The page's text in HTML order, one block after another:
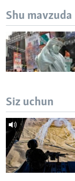
Shu mavzuda
Siz uchun